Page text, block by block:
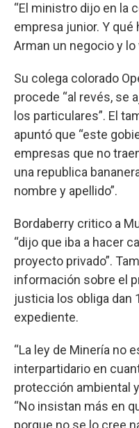
“El ministro dijo en la
empresa junior. Y
Arman un negocio y lo
Su colega colorado
procede “al revés, se
los particulares”. El
apuntó que “este
empresas que no
una republica
nombre y apellido”.
Bordaberry critico a
“dijo que iba a hacer
proyecto privado”.
información sobre el
justicia los obliga dan
expediente.
“La ley de Minería no
interpartidario en
protección ambiental
“No insistan más en
porque no se lo cree